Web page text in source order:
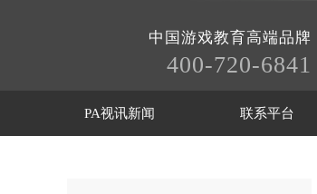
中国游戏教育高端品牌
400-720-6841
PA视讯新闻 联系平台